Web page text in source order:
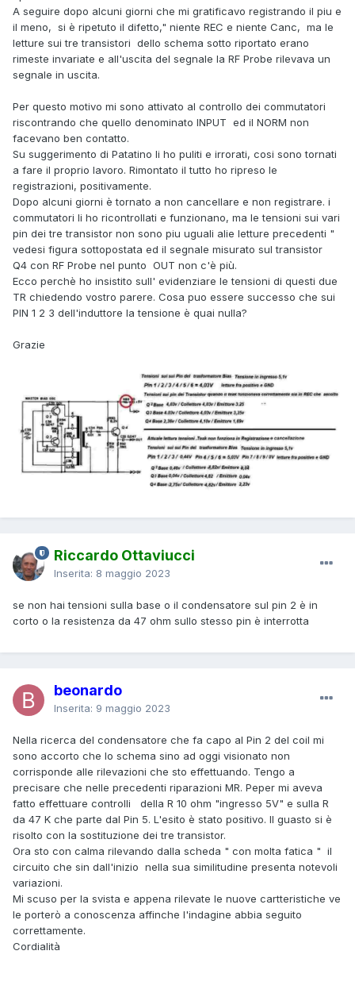
A seguire dopo alcuni giorni che mi gratificavo registrando il piu e
il meno, si è ripetuto il difetto," niente REC e niente Canc, ma le
letture sui tre transistori dello schema sotto riportato erano
rimeste invariate e all'uscita del segnale la RF Probe rilevava un
segnale in uscita.
Per questo motivo mi sono attivato al controllo dei commutatori
riscontrando che quello denominato INPUT ed il NORM non
facevano ben contatto.
Su suggerimento di Patatino li ho puliti e irrorati, cosi sono tornati
a fare il proprio lavoro. Rimontato il tutto ho ripreso le
registrazioni, positivamente.
Dopo alcuni giorni è tornato a non cancellare e non registrare. i
commutatori li ho ricontrollati e funzionano, ma le tensioni sui vari
pin dei tre transistor non sono piu uguali alie letture precedenti "
vedesi figura sottopostata ed il segnale misurato sul transistor
Q4 con RF Probe nel punto OUT non c'è più.
Ecco perchè ho insistito sull' evidenziare le tensioni di questi due
TR chiedendo vostro parere. Cosa puo essere successo che sui
PIN 1 2 3 dell'induttore la tensione è quai nulla?
Grazie
Riccardo Ottaviucci
Inserita: 8 maggio 2023
se non hai tensioni sulla base o il condensatore sul pin 2 è in
corto o la resistenza da 47 ohm sullo stesso pin è interrotta
beonardo
Inserita: 9 maggio 2023
Nella ricerca del condensatore che fa capo al Pin 2 del coil mi
sono accorto che lo schema sino ad oggi visionato non
corrisponde alle rilevazioni che sto effettuando. Tengo a
precisare che nelle precedenti riparazioni MR. Peper mi aveva
fatto effettuare controlli della R 10 ohm "ingresso 5V" e sulla R
da 47 K che parte dal Pin 5. L'esito è stato positivo. Il guasto si è
risolto con la sostituzione dei tre transistor.
Ora sto con calma rilevando dalla scheda " con molta fatica " il
circuito che sin dall'inizio nella sua similitudine presenta notevoli
variazioni.
Mi scuso per la svista e appena rilevate le nuove cartteristiche ve
le porterò a conoscenza affinche l'indagine abbia seguito
correttamente.
Cordialità